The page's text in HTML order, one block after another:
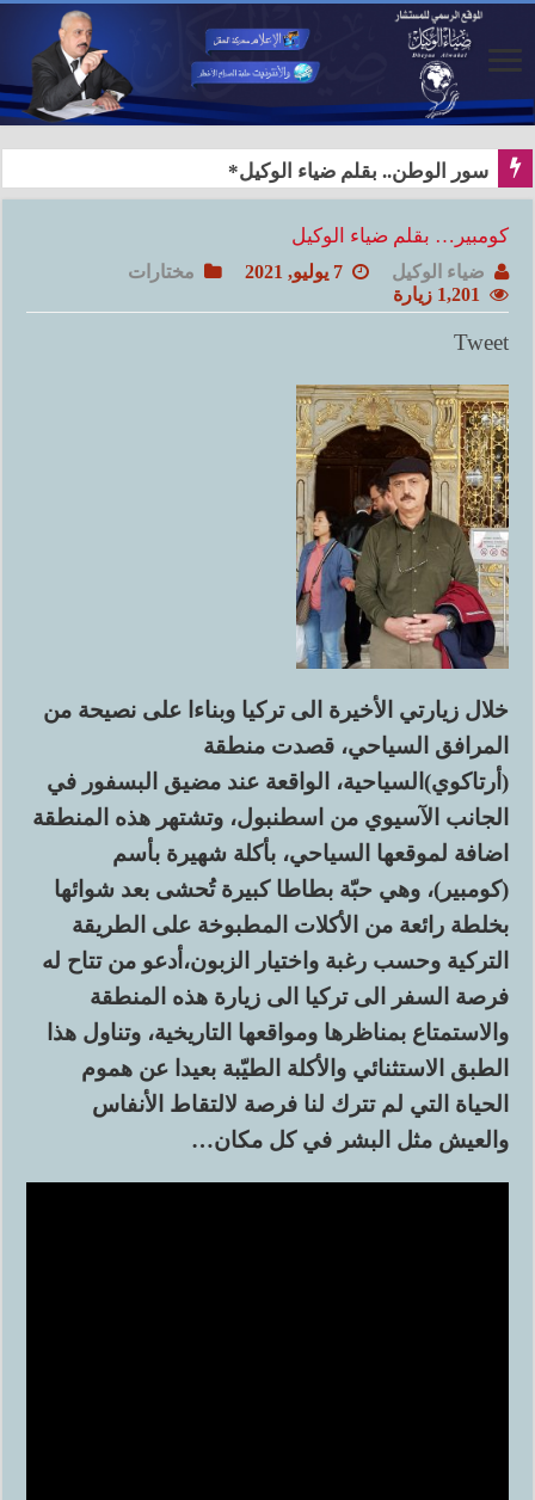
سور الوطن.. بقلم ضياء الوكيل*
كومبير… بقلم ضياء الوكيل
ضياء الوكيل 7 يوليو, 2021
مختارات
1,201 زيارة
Tweet
خلال زيارتي الأخيرة الى تركيا وبناءا على نصيحة من
المرافق السياحي، قصدت منطقة
(أرتاكوي)السياحية، الواقعة عند مضيق البسفور في
الجانب الآسيوي من اسطنبول، وتشتهر هذه المنطقة
اضافة لموقعها السياحي، بأكلة شهيرة بأسم
(كومبير)، وهي حبّة بطاطا كبيرة تُحشى بعد شوائها
بخلطة رائعة من الأكلات المطبوخة على الطريقة
التركية وحسب رغبة واختيار الزبون،أدعو من تتاح له
فرصة السفر الى تركيا الى زيارة هذه المنطقة
والاستمتاع بمناظرها ومواقعها التاريخية، وتناول هذا
الطبق الاستثنائي والأكلة الطيّبة بعيدا عن هموم
الحياة التي لم تترك لنا فرصة لالتقاط الأنفاس
والعيش مثل البشر في كل مكان…